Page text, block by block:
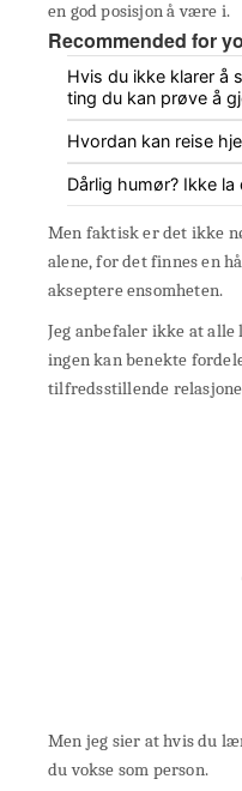
en god posisjon å være i.
Recommended for
Hvis du ikke klarer å
ting du kan prøve å
Hvordan kan reise
Dårlig humør? Ikke
Men faktisk er det ikke
alene, for det finnes en
akseptere ensomheten.
Jeg anbefaler ikke at alle
ingen kan benekte
tilfredsstillende
Men jeg sier at hvis du
du vokse som person.